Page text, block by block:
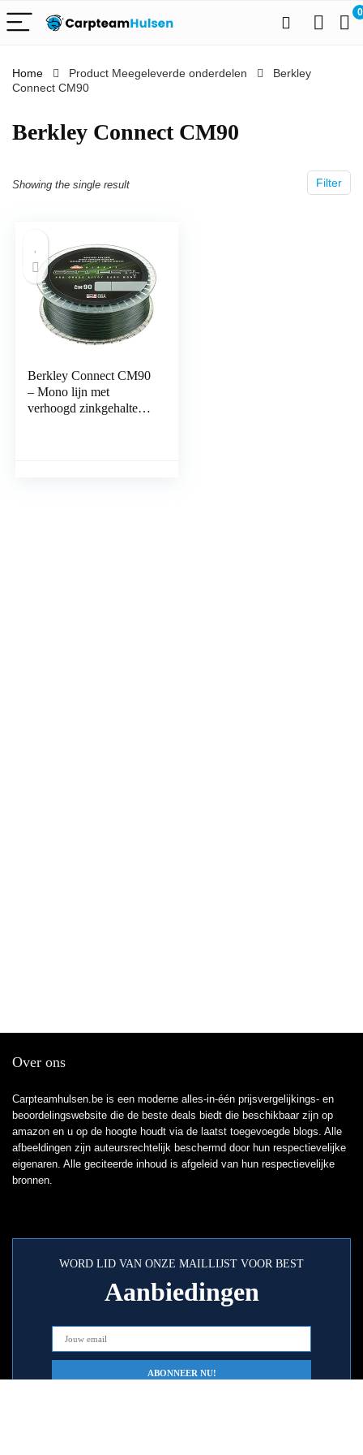
0
Home Product Meegeleverde onderdelen
‎Berkley
Connect CM90
‎Berkley Connect CM90
Filter
Showing the single result
Berkley Connect CM90
– Mono lijn met
verhoogd zinkgehalte en
Over ons
Carpteamhulsen.be is een moderne alles-in-één prijsvergelijkings- en
beoordelingswebsite die de beste deals biedt die beschikbaar zijn op
amazon en u op de hoogte houdt via de laatst toegevoegde blogs. Alle
afbeeldingen zijn auteursrechtelijk beschermd door hun respectievelijke
eigenaren. Alle geciteerde inhoud is afgeleid van hun respectievelijke
bronnen.
WORD LID VAN ONZE MAILLIJST VOOR BEST
Aanbiedingen